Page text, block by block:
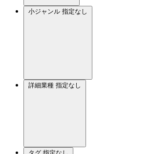
小ジャンル 指定なし
詳細業種 指定なし